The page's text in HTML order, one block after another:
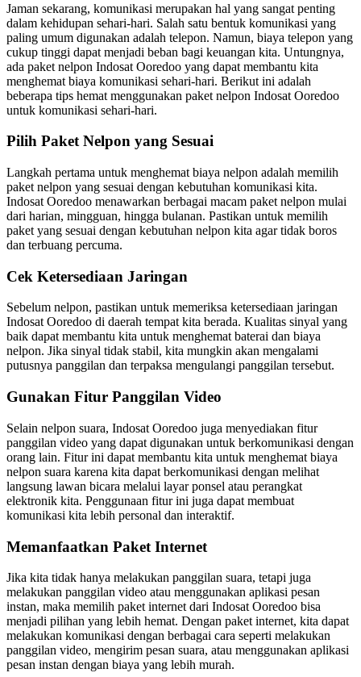
Jaman sekarang, komunikasi merupakan hal yang sangat penting
dalam kehidupan sehari-hari. Salah satu bentuk komunikasi yang
paling umum digunakan adalah telepon. Namun, biaya telepon yang
cukup tinggi dapat menjadi beban bagi keuangan kita. Untungnya,
ada paket nelpon Indosat Ooredoo yang dapat membantu kita
menghemat biaya komunikasi sehari-hari. Berikut ini adalah
beberapa tips hemat menggunakan paket nelpon Indosat Ooredoo
untuk komunikasi sehari-hari.
Pilih Paket Nelpon yang Sesuai
Langkah pertama untuk menghemat biaya nelpon adalah memilih
paket nelpon yang sesuai dengan kebutuhan komunikasi kita.
Indosat Ooredoo menawarkan berbagai macam paket nelpon mulai
dari harian, mingguan, hingga bulanan. Pastikan untuk memilih
paket yang sesuai dengan kebutuhan nelpon kita agar tidak boros
dan terbuang percuma.
Cek Ketersediaan Jaringan
Sebelum nelpon, pastikan untuk memeriksa ketersediaan jaringan
Indosat Ooredoo di daerah tempat kita berada. Kualitas sinyal yang
baik dapat membantu kita untuk menghemat baterai dan biaya
nelpon. Jika sinyal tidak stabil, kita mungkin akan mengalami
putusnya panggilan dan terpaksa mengulangi panggilan tersebut.
Gunakan Fitur Panggilan Video
Selain nelpon suara, Indosat Ooredoo juga menyediakan fitur
panggilan video yang dapat digunakan untuk berkomunikasi dengan
orang lain. Fitur ini dapat membantu kita untuk menghemat biaya
nelpon suara karena kita dapat berkomunikasi dengan melihat
langsung lawan bicara melalui layar ponsel atau perangkat
elektronik kita. Penggunaan fitur ini juga dapat membuat
komunikasi kita lebih personal dan interaktif.
Memanfaatkan Paket Internet
Jika kita tidak hanya melakukan panggilan suara, tetapi juga
melakukan panggilan video atau menggunakan aplikasi pesan
instan, maka memilih paket internet dari Indosat Ooredoo bisa
menjadi pilihan yang lebih hemat. Dengan paket internet, kita dapat
melakukan komunikasi dengan berbagai cara seperti melakukan
panggilan video, mengirim pesan suara, atau menggunakan aplikasi
pesan instan dengan biaya yang lebih murah.